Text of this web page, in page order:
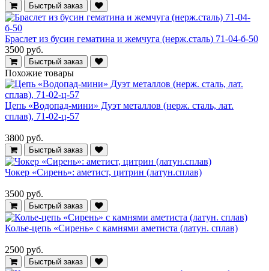
Быстрый заказ
Браслет из бусин гематина и жемчуга (нерж.сталь) 71-04-б-50
3500 руб.
Быстрый заказ
Похожие товары
Цепь «Водопад-мини» Дуэт металлов (нерж. сталь, лат.
сплав), 71-02-ц-57
3800 руб.
Быстрый заказ
Чокер «Сирень»: аметист, цитрин (латун.сплав)
3500 руб.
Быстрый заказ
Колье-цепь «Сирень» с камнями аметиста (латун. сплав)
2500 руб.
Быстрый заказ